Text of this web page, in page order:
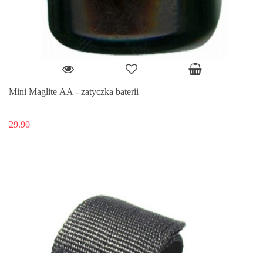
Mini Maglite AA - zatyczka baterii
29.90